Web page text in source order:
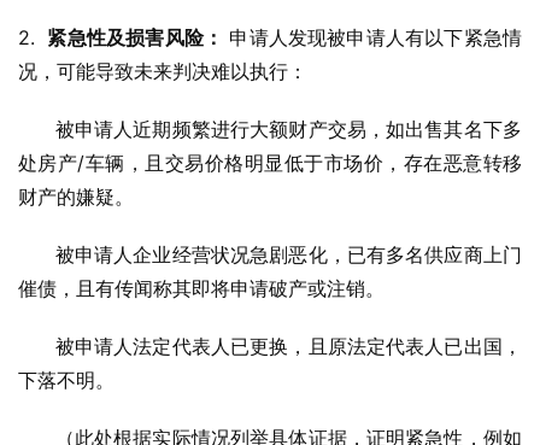
2. 紧急性及损害风险： 申请人发现被申请人有以下紧急情
况，可能导致未来判决难以执行：
处房产/车辆，且交易价格明显低于市场价，存在恶意转移
财产的嫌疑。
催债，且有传闻称其即将申请破产或注销。
下落不明。